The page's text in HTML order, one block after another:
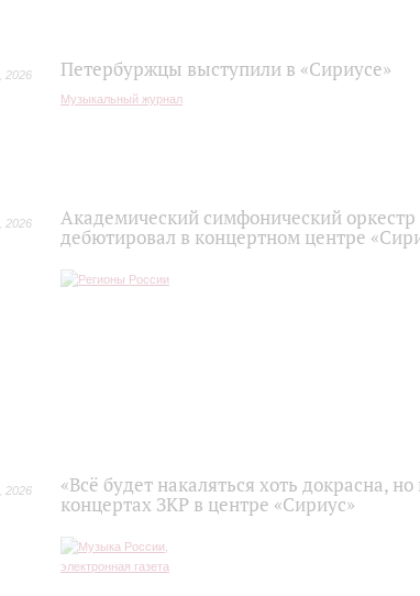
2026 Петербуржцы выступили в «Сириусе»
Музыкальный журнал
2026
Академический симфонический
дебютировал в концертном центре
2026
«Всё будет накаляться хоть докрасна,
концертах ЗКР в центре «Сириус»